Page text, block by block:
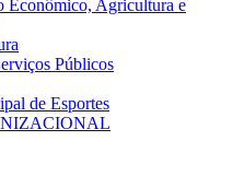
Econômico, Agricultura e
Públicos
de Esportes